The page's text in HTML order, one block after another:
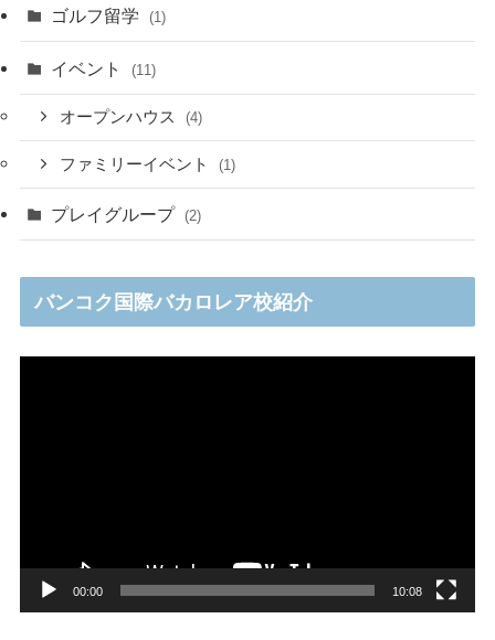
ゴルフ留学 (1)
イベント (11)
オープンハウス (4)
ファミリーイベント (1)
プレイグループ (2)
バンコク国際バカロレア校紹介
00:00 10:08